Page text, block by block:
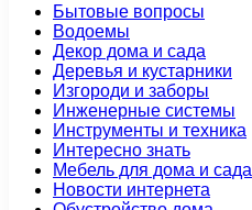
Бытовые вопросы
Водоемы
Декор дома и сада
Деревья и кустарники
Изгороди и заборы
Инженерные системы
Инструменты и техника
Интересно знать
Мебель для дома и сада
Новости интернета